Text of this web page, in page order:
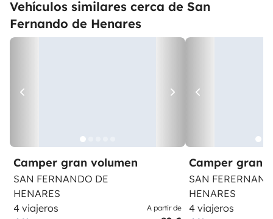
Vehículos similares cerca de San
Fernando de Henares
Camper gran volumen
SAN FERNANDO DE
HENARES
4 viajeros
A partir de
Camper gran
SAN
HENARES
4 viajeros